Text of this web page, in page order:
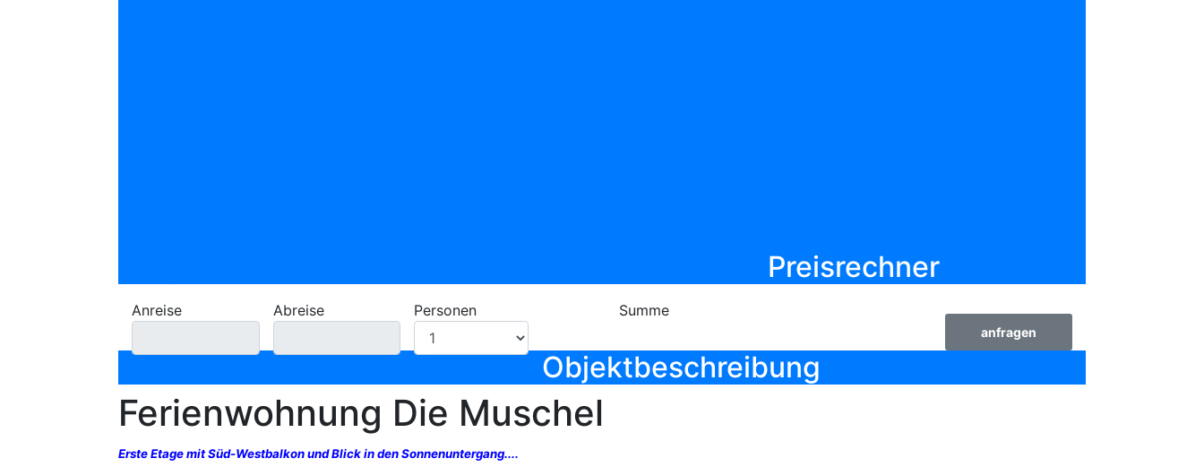
Preisrechner
Anreise Abreise Personen Summe
anfragen
Objektbeschreibung
Ferienwohnung Die Muschel
Erste Etage mit Süd-Westbalkon und Blick in den Sonnenuntergang....